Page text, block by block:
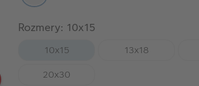
Rozmery: 10x15
10x15 13x18
20x30